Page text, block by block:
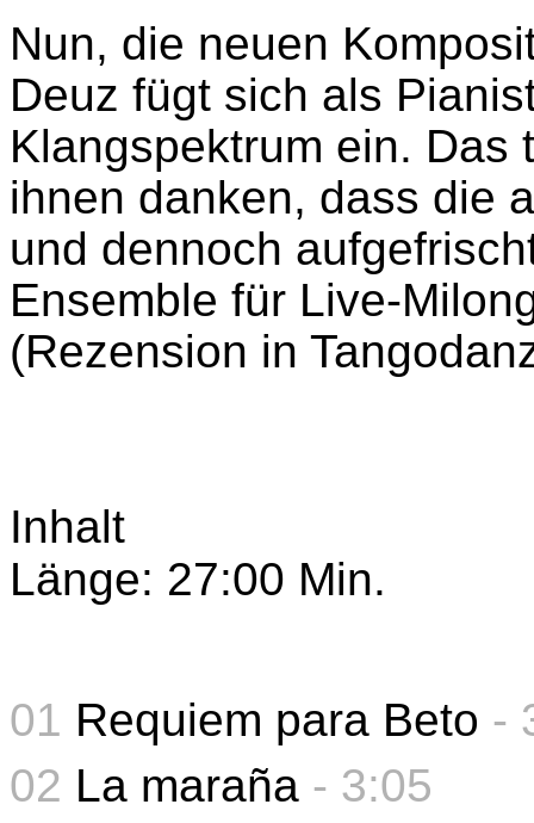
Nun, die neuen
Deuz fügt sich als
Klangspektrum ein. Das
ihnen danken, dass die
und dennoch
Ensemble für Live-
(Rezension in
Inhalt
Länge: 27:00 Min.
01 Requiem para Beto -
02 La maraña - 3:05